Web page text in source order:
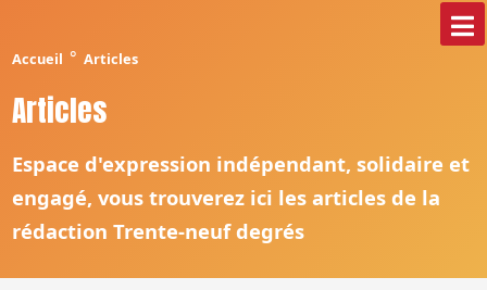
Accueil ° Articles
Articles
Espace d'expression indépendant, solidaire et
engagé, vous trouverez ici les articles de la
rédaction Trente-neuf degrés